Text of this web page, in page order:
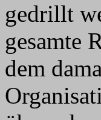
gedrillt
gesamte
dem